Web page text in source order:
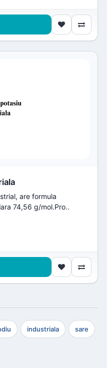
are formula
74,56 g/mol.Pro..
industriala sare